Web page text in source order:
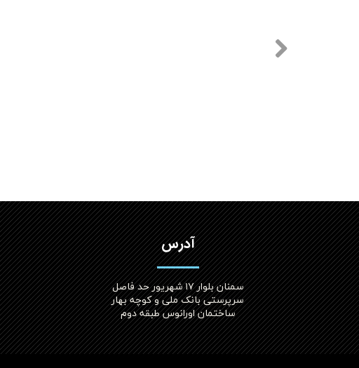
آدرس
سمنان بلوار ۱۷ شهریور حد فاصل
سرپرستی بانک ملی و کوچه بهار
ساختمان اورانوس طبقه دوم